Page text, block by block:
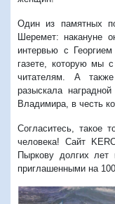
Один из памятных
Шеремет: накануне
интервью с
газете, которую мы
читателям. А
разыскала
Владимира, в честь
Согласитесь, такое
человека! Сайт
Пыркову долгих лет
приглашенными на
1/14